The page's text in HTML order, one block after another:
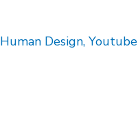
Human Design, Youtube